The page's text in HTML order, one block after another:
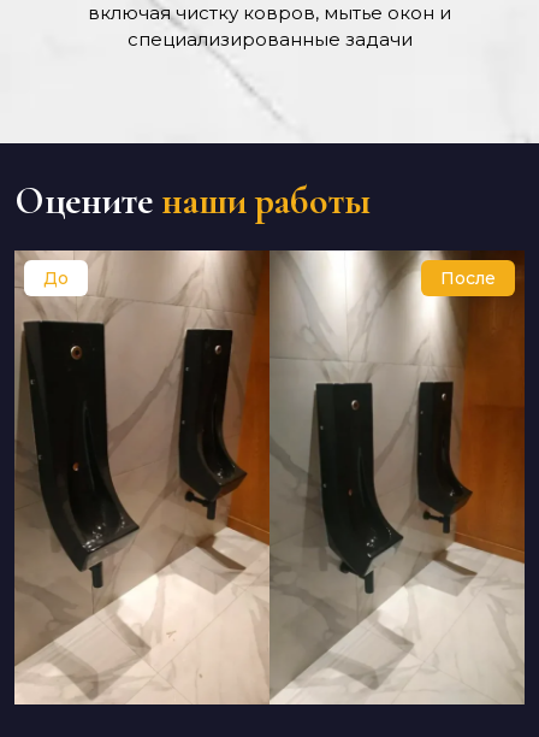
включая чистку ковров, мытье окон и
специализированные задачи
Оцените наши работы